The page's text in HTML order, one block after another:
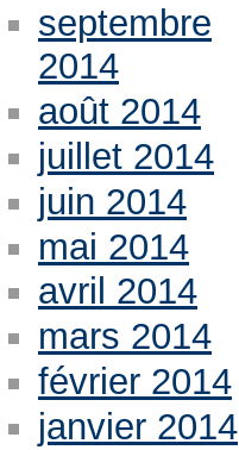
septembre
2014
août 2014
juillet 2014
juin 2014
mai 2014
avril 2014
mars 2014
février 2014
janvier 2014